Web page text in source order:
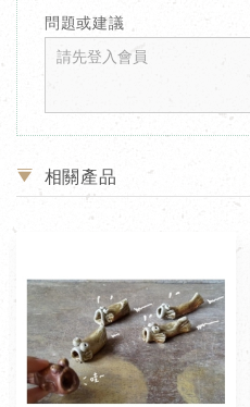
問題或建議
相關產品